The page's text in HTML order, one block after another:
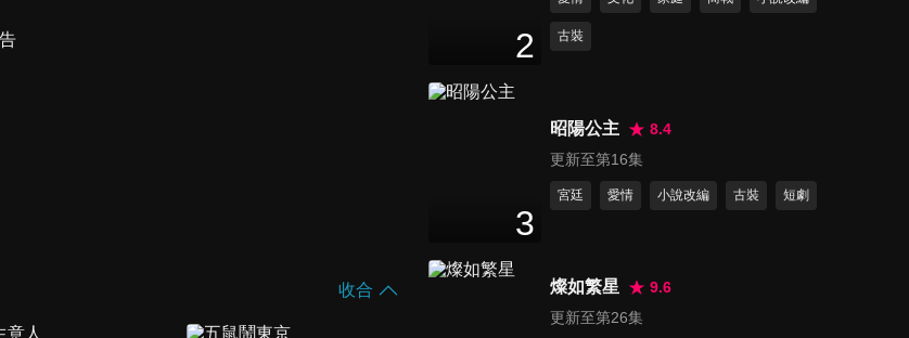
收合
第11集
45
2 古裝
3
昭陽公主
8.4
更新至第16集
宮廷 愛情 小說改編 古裝 短劇
燦如繁星
9.6
更新至第26集